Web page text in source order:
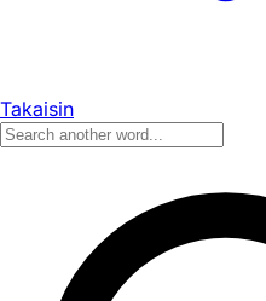
Takaisin